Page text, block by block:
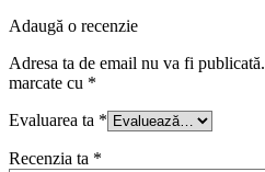
Adaugă o recenzie
Adresa ta de email nu va fi publicată.
marcate cu *
Evaluarea ta *
Recenzia ta *